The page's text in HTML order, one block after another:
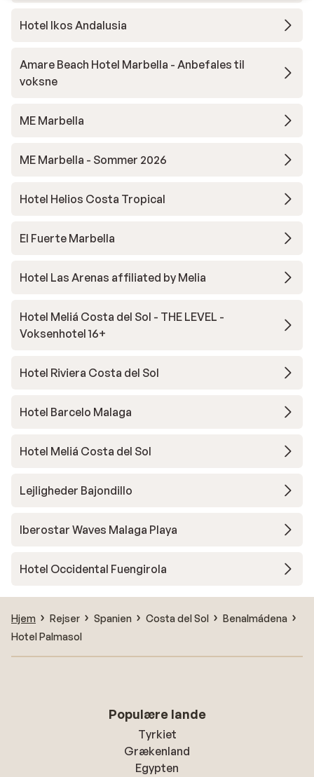
Hotel Ikos Andalusia
Amare Beach Hotel Marbella - Anbefales til
voksne
ME Marbella
ME Marbella - Sommer 2026
Hotel Helios Costa Tropical
El Fuerte Marbella
Hotel Las Arenas affiliated by Melia
Hotel Meliá Costa del Sol - THE LEVEL -
Voksenhotel 16+
Hotel Riviera Costa del Sol
Hotel Barcelo Malaga
Hotel Meliá Costa del Sol
Lejligheder Bajondillo
Iberostar Waves Malaga Playa
Hotel Occidental Fuengirola
Hjem Rejser Spanien Costa del Sol
Benalmádena
Hotel Palmasol
Populære lande
Tyrkiet
Grækenland
Egypten